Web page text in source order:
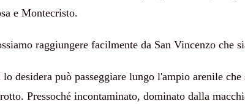
e Montecristo.
raggiungere facilmente da San Vincenzo che
desidera può passeggiare lungo l'ampio arenile
Pressoché incontaminato, dominato dalla